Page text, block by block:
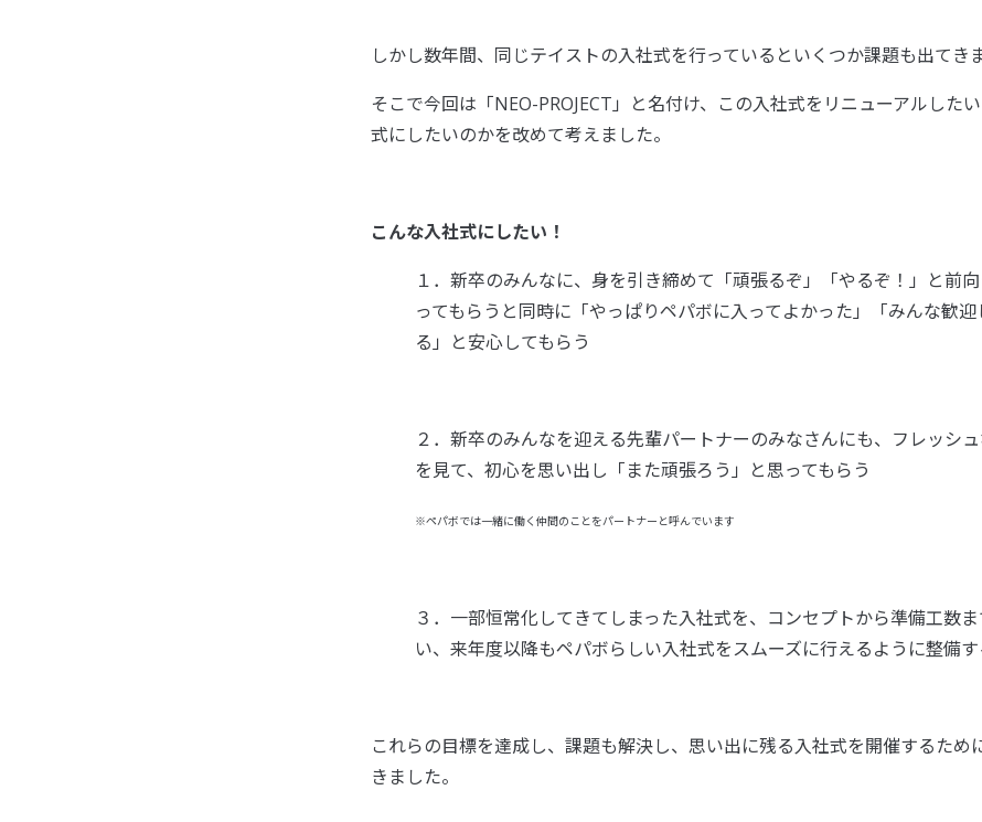
しかし数年間、同じテイストの入社式を行っているといくつか課題も出てきま
そこで今回は「NEO-PROJECT」と名付け、この入社式をリニューアルした
式にしたいのかを改めて考えました。
こんな入社式にしたい！
１．新卒のみんなに、身を引き締めて「頑張るぞ」「やるぞ！」と前
ってもらうと同時に「やっぱりペパボに入ってよかった」「みんな歓
る」と安心してもらう
２．新卒のみんなを迎える先輩パートナーのみなさんにも、フレッシ
を見て、初心を思い出し「また頑張ろう」と思ってもらう
※ペパボでは一緒に働く仲間のことをパートナーと呼んでいます
３．一部恒常化してきてしまった入社式を、コンセプトから準備工数
い、来年度以降もペパボらしい入社式をスムーズに行えるように整備す
これらの目標を達成し、課題も解決し、思い出に残る入社式を開催するため
きました。